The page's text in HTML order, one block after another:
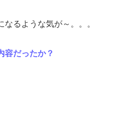
るような気が～。。。
容だったか？